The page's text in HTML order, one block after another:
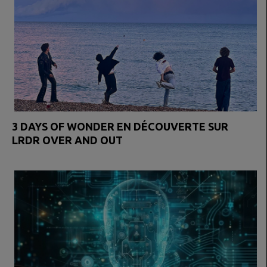
3 DAYS OF WONDER EN DÉCOUVERTE SUR
LRDR OVER AND OUT